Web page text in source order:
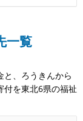
一覧
と、ろうきんから
付を東北6県の福祉